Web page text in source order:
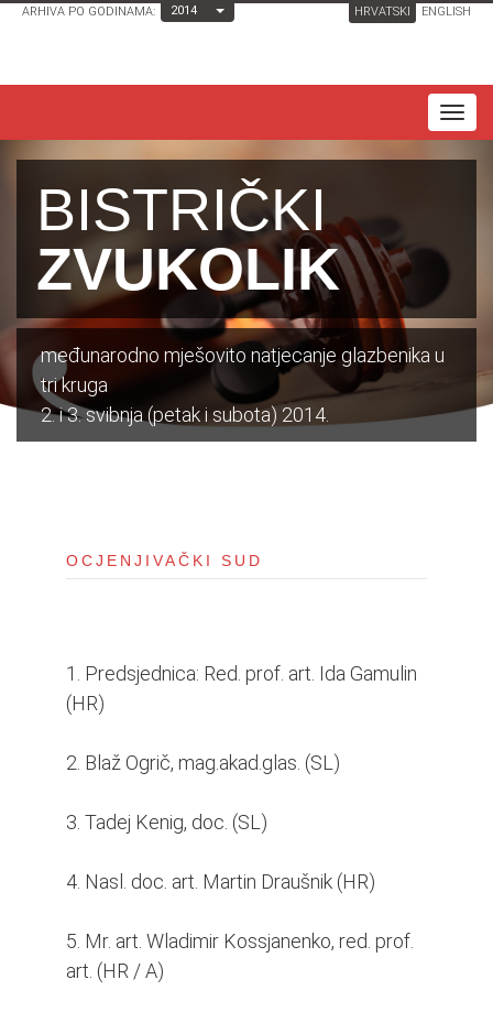
ARHIVA PO GODINAMA: 2014 Toggle Dropdown HRVATSKI ENGLISH
T
a
g
a
BISTRIČKI
ZVUKOLIK
međunarodno mješovito natjecanje glazbenika u
tri kruga
2. i 3. svibnja (petak i subota) 2014.
OCJENJIVAČKI SUD
1. Predsjednica: Red. prof. art. Ida Gamulin
(HR)
2. Blaž Ogrič, mag.akad.glas. (SL)
3. Tadej Kenig, doc. (SL)
4. Nasl. doc. art. Martin Draušnik (HR)
5. Mr. art. Wladimir Kossjanenko, red. prof.
art. (HR / A)